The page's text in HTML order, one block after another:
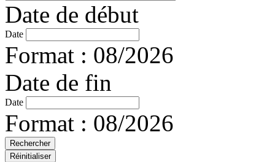
Date de début
Date
Format : 08/2026
Date de fin
Date
Format : 08/2026